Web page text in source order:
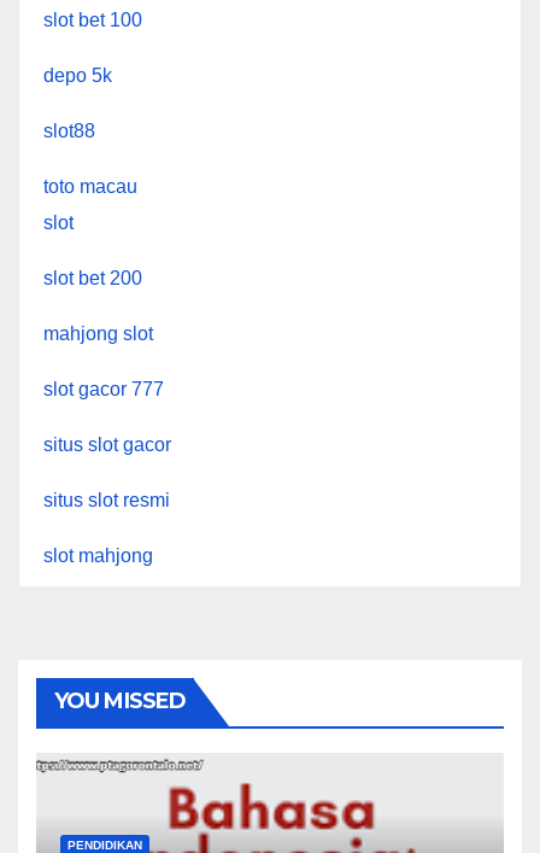
slot bet 100
depo 5k
slot88
toto macau
slot
slot bet 200
mahjong slot
slot gacor 777
situs slot gacor
situs slot resmi
slot mahjong
YOU MISSED
PENDIDIKAN